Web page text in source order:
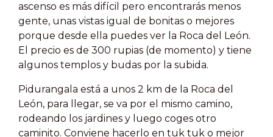
ascenso es más difícil pero encontrarás menos
gente, unas vistas igual de bonitas o mejores
porque desde ella puedes ver la Roca del León.
El precio es de 300 rupias (de momento) y tiene
algunos templos y budas por la subida.
Pidurangala está a unos 2 km de la Roca del
León, para llegar, se va por el mismo camino,
rodeando los jardines y luego coges otro
caminito. Conviene hacerlo en tuk tuk o mejor